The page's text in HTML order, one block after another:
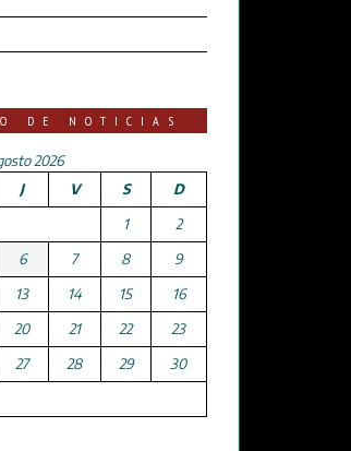
DE NOTICIAS
2026
J V S
D
1
2
6 7 8
9
13 14 15
16
20 21 22
23
27 28 29
30